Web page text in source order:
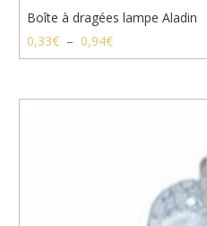
Boîte à dragées lampe Aladin
0,33€ – 0,94€Plage
de
0,33€